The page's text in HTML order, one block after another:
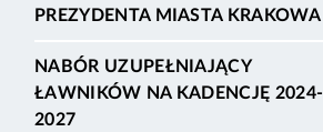
PREZYDENTA MIASTA KRAKOWA
NABÓR UZUPEŁNIAJĄCY
ŁAWNIKÓW NA KADENCJĘ 2024-
2027